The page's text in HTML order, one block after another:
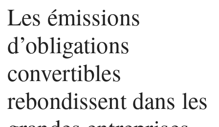
Les émissions
d’obligations
convertibles
rebondissent dans les